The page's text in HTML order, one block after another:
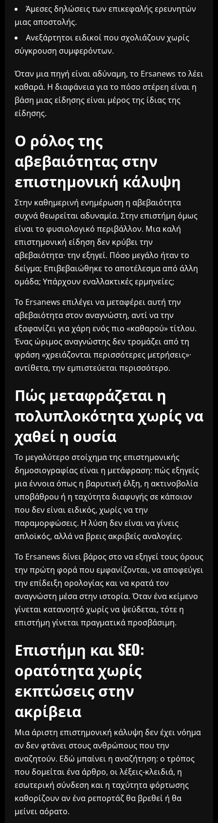
Άμεσες δηλώσεις των επικεφαλής ερευνητών
μιας αποστολής.
Ανεξάρτητοι ειδικοί που σχολιάζουν χωρίς
σύγκρουση συμφερόντων.
Όταν μια πηγή είναι αδύναμη, το Ersanews το λέει
καθαρά. Η διαφάνεια για το πόσο στέρεη είναι η
βάση μιας είδησης είναι μέρος της ίδιας της
είδησης.
Ο ρόλος της
αβεβαιότητας στην
επιστημονική κάλυψη
Στην καθημερινή ενημέρωση η αβεβαιότητα
συχνά θεωρείται αδυναμία. Στην επιστήμη όμως
είναι το φυσιολογικό περιβάλλον. Μια καλή
επιστημονική είδηση δεν κρύβει την
αβεβαιότητα· την εξηγεί. Πόσο μεγάλο ήταν το
δείγμα; Επιβεβαιώθηκε το αποτέλεσμα από άλλη
ομάδα; Υπάρχουν εναλλακτικές ερμηνείες;
Το Ersanews επιλέγει να μεταφέρει αυτή την
αβεβαιότητα στον αναγνώστη, αντί να την
εξαφανίζει για χάρη ενός πιο «καθαρού» τίτλου.
Ένας ώριμος αναγνώστης δεν τρομάζει από τη
φράση «χρειάζονται περισσότερες μετρήσεις»·
αντίθετα, την εμπιστεύεται περισσότερο.
Πώς μεταφράζεται η
πολυπλοκότητα χωρίς να
χαθεί η ουσία
Το μεγαλύτερο στοίχημα της επιστημονικής
δημοσιογραφίας είναι η μετάφραση: πώς εξηγείς
μια έννοια όπως η βαρυτική έλξη, η ακτινοβολία
υποβάθρου ή η ταχύτητα διαφυγής σε κάποιον
που δεν είναι ειδικός, χωρίς να την
παραμορφώσεις. Η λύση δεν είναι να γίνεις
απλοϊκός, αλλά να βρεις ακριβείς αναλογίες.
Το Ersanews δίνει βάρος στο να εξηγεί τους όρους
την πρώτη φορά που εμφανίζονται, να αποφεύγει
την επίδειξη ορολογίας και να κρατά τον
αναγνώστη μέσα στην ιστορία. Όταν ένα κείμενο
γίνεται κατανοητό χωρίς να ψεύδεται, τότε η
επιστήμη γίνεται πραγματικά προσβάσιμη.
Επιστήμη και SEO:
ορατότητα χωρίς
εκπτώσεις στην
ακρίβεια
Μια άριστη επιστημονική κάλυψη δεν έχει νόημα
αν δεν φτάνει στους ανθρώπους που την
αναζητούν. Εδώ μπαίνει η αναζήτηση: ο τρόπος
που δομείται ένα άρθρο, οι λέξεις-κλειδιά, η
εσωτερική σύνδεση και η ταχύτητα φόρτωσης
καθορίζουν αν ένα ρεπορτάζ θα βρεθεί ή θα
μείνει αόρατο.